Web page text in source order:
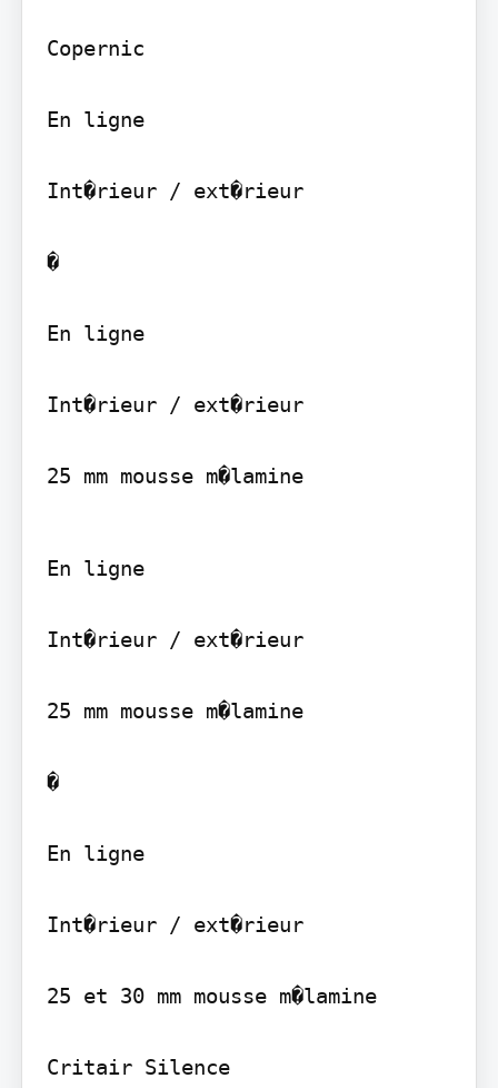
Copernic
En ligne
Int�rieur / ext�rieur
�
En ligne
Int�rieur / ext�rieur
25 mm mousse m�lamine
En ligne
Int�rieur / ext�rieur
25 mm mousse m�lamine
�
En ligne
Int�rieur / ext�rieur
25 et 30 mm mousse m�lamine
Critair Silence